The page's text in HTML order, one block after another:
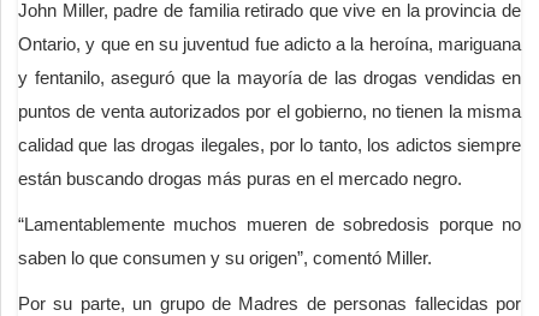
John Miller, padre de familia retirado que vive en la provincia de
Ontario, y que en su juventud fue adicto a la heroína, mariguana
y fentanilo, aseguró que la mayoría de las drogas vendidas en
puntos de venta autorizados por el gobierno, no tienen la misma
calidad que las drogas ilegales, por lo tanto, los adictos siempre
están buscando drogas más puras en el mercado negro.
“Lamentablemente muchos mueren de sobredosis porque no
saben lo que consumen y su origen”, comentó Miller.
Por su parte, un grupo de Madres de personas fallecidas por